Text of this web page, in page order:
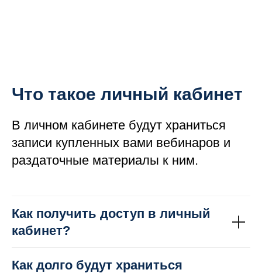
Что такое личный кабинет
В личном кабинете будут храниться
записи купленных вами вебинаров и
раздаточные материалы к ним.
Как получить доступ в личный
кабинет?
Как долго будут храниться